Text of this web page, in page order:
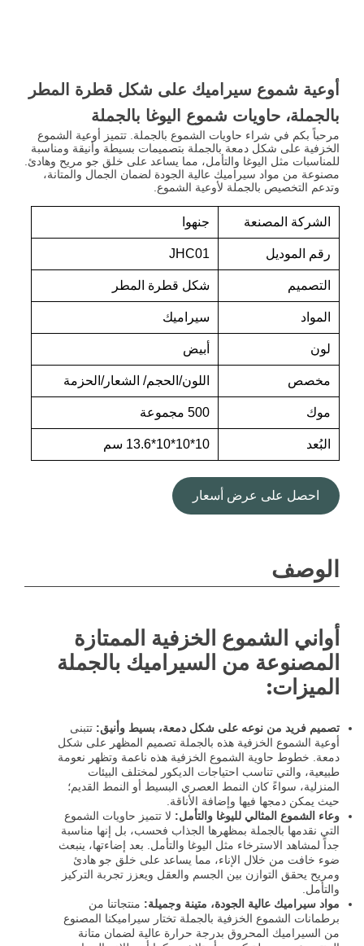
أوعية شموع سيراميك على شكل قطرة المطر
بالجملة، حاويات شموع اليوغا بالجملة
مرحباً بكم في شراء حاويات الشموع بالجملة. تتميز أوعية الشموع
الخزفية على شكل دمعة بالجملة بتصميمات بسيطة وأنيقة ومناسبة
للمناسبات مثل اليوغا والتأمل، مما يساعد على خلق جو مريح وهادئ.
مصنوعة من مواد سيراميك عالية الجودة لضمان الجمال والمتانة،
وتدعم التخصيص بالجملة لأوعية الشموع.
الشركة المصنعة جنهوا
رقم الموديل JHC01
التصميم شكل قطرة المطر
المواد سيراميك
لون أبيض
مخصص اللون/الحجم/ الشعار/الحزمة
موك 500 مجموعة
البُعد 10*10*10*13.6 سم
احصل على عرض أسعار
الوصف
أواني الشموع الخزفية الممتازة
المصنوعة من السيراميك بالجملة
الميزات:
تصميم فريد من نوعه على شكل دمعة، بسيط وأنيق: تتبنى
أوعية الشموع الخزفية هذه بالجملة تصميم المظهر على شكل
دمعة. خطوط حاوية الشموع الخزفية هذه ناعمة وتظهر نعومة
طبيعية، والتي تناسب احتياجات الديكور لمختلف البيئات
المنزلية، سواءً كان النمط العصري البسيط أو النمط القديم؛
حيث يمكن دمجها فيها وإضافة الأناقة.
وعاء الشموع المثالي لليوغا والتأمل: لا تتميز حاويات الشموع
التي نقدمها بالجملة بمظهرها الجذاب فحسب، بل إنها مناسبة
جداً لمشاهد الاسترخاء مثل اليوغا والتأمل. بعد إضاءتها، ينبعث
ضوء خافت من خلال الإناء، مما يساعد على خلق جو هادئ
ومريح يحقق التوازن بين الجسم والعقل ويعزز تجربة التركيز
والتأمل.
مواد سيراميك عالية الجودة، متينة وجميلة: منتجاتنا من
برطمانات الشموع الخزفية بالجملة تختار سيراميكنا المصنوع
من السيراميك المحروق بدرجة حرارة عالية لضمان متانة